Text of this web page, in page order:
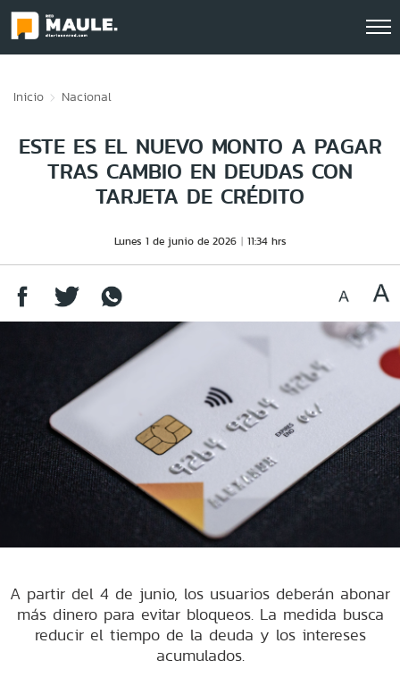
Inicio Nacional
ESTE ES EL NUEVO MONTO A PAGAR
TRAS CAMBIO EN DEUDAS CON
TARJETA DE CRÉDITO
Lunes 1 de junio de 2026 11:34 hrs
A partir del 4 de junio, los usuarios deberán abonar
más dinero para evitar bloqueos. La medida busca
reducir el tiempo de la deuda y los intereses
acumulados.